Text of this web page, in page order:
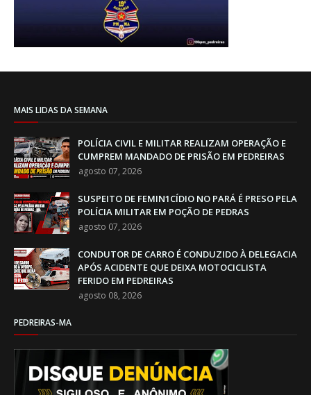
MAIS LIDAS DA SEMANA
POLÍCIA CIVIL E MILITAR REALIZAM OPERAÇÃO E
CUMPREM MANDADO DE PRISÃO EM PEDREIRAS
agosto 07, 2026
SUSPEITO DE FEMIN1CÍDIO NO PARÁ É PRESO PELA
POLÍCIA MILITAR EM POÇÃO DE PEDRAS
agosto 07, 2026
CONDUTOR DE CARRO É CONDUZIDO À DELEGACIA
APÓS ACIDENTE QUE DEIXA MOTOCICLISTA
FERIDO EM PEDREIRAS
agosto 08, 2026
PEDREIRAS-MA